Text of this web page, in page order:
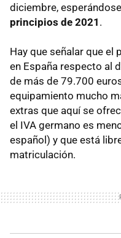
diciembre,
principios de 2021 .
Hay que señalar que el
en España respecto al
de más de 79.700
equipamiento mucho
extras que aquí se
el IVA germano es
español) y que está
matriculación.